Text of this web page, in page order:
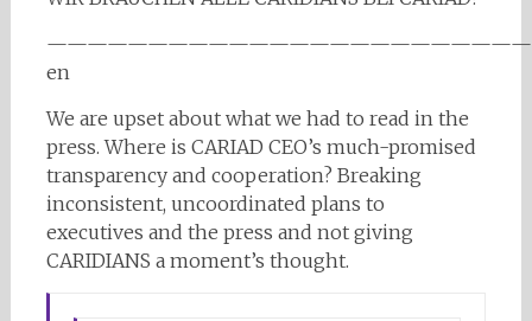
en
We are upset about what we had to read in the
press. Where is CARIAD CEO’s much-promised
transparency and cooperation? Breaking
inconsistent, uncoordinated plans to
executives and the press and not giving
CARIDIANS a moment’s thought.